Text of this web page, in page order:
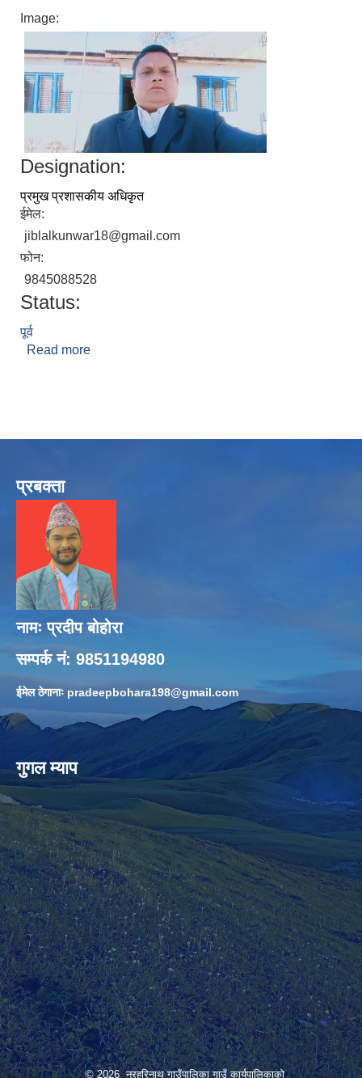
Image:
Designation:
प्रमुख प्रशासकीय अधिकृत
ईमेल:
jiblalkunwar18@gmail.com
फोन:
9845088528
Status:
पूर्व
Read more
प्रबक्ता
नामः प्रदीप बोहोरा
सम्पर्क नं: 9851194980
ईमेल ठेगानाः pradeepbohara198@gmail.com
गुगल म्याप
© 2026 नरहरिनाथ गाउँपालिका गाउँ कार्यपालिकाको